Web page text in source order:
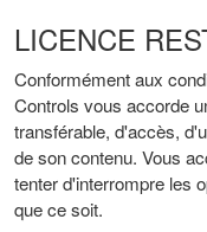
LICENCE
Conformément aux
Controls vous accorde
transférable, d'accès,
de son contenu. Vous
tenter d'interrompre les
que ce soit.